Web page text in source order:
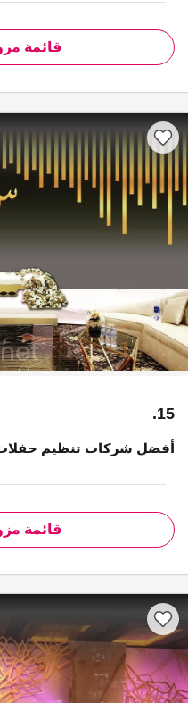
قائمة
15.
أفضل شركات تنظيم
قائمة